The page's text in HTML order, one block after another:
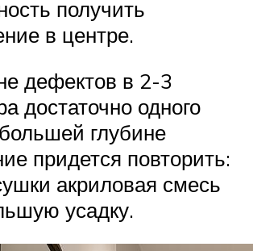
получить
в центре.
дефектов в 2-3
достаточно одного
глубине
придется повторить:
акриловая смесь
усадку.